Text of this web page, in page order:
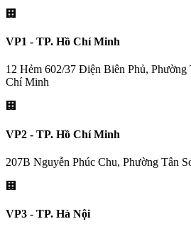
🏢
VP1 - TP. Hồ Chí Minh
12 Hẻm 602/37 Điện Biên Phủ,
Chí Minh
🏢
VP2 - TP. Hồ Chí Minh
207B Nguyễn Phúc Chu, Phường Tân
🏢
VP3 - TP. Hà Nội